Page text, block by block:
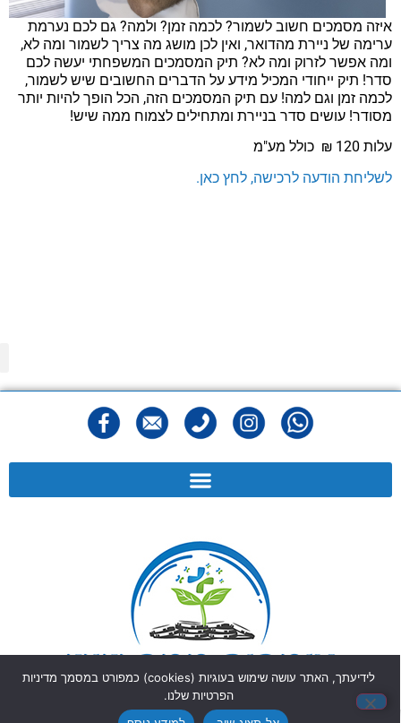
איזה מסמכים חשוב לשמור? לכמה זמן? ולמה? גם לכם נערמת
ערימה של ניירת מהדואר, ואין לכן מושג מה צריך לשמור ומה לא,
ומה אפשר לזרוק ומה לא? תיק המסמכים המשפחתי יעשה לכם
סדר! תיק ייחודי המכיל מידע על הדברים החשובים שיש לשמור,
לכמה זמן וגם למה! עם תיק המסמכים הזה, הכל הופך להיות יותר
מסודר! עושים סדר בניירת ומתחילים לצמוח ממה שיש!
עלות 120 ₪ כולל מע"מ
לשליחת הודעה לרכישה, לחץ כאן.
לידיעתך, האתר עושה שימוש בעוגיות (cookies) כמפורט במסמך מדיניות
הפרטיות שלנו.